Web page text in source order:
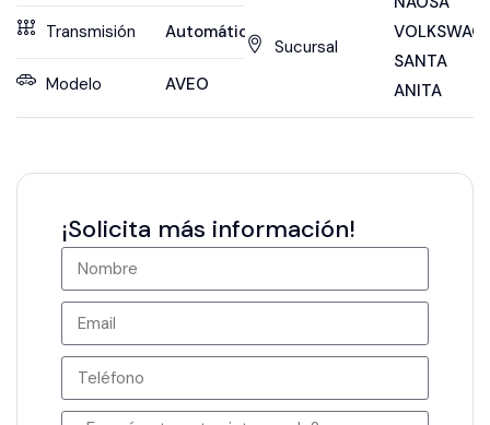
Transmisión Automática
Modelo AVEO
Sucursal
SANTA
ANITA
¡Solicita más información!